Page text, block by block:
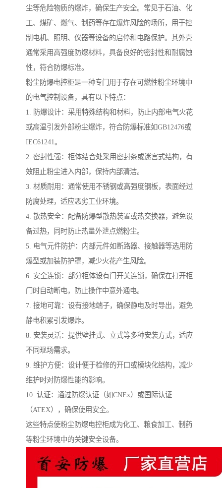
尘等危险物质的爆炸，确保生产安全。常见于石油、化
工、煤矿、燃气、制药等存在爆炸风险的场所，用于控
制电机、照明、仪器等设备的启停和电路保护。其外壳
通常采用高强度防爆材料，具备良好的密封性和耐腐蚀
性，符合防爆标准。
粉尘防爆电控柜是一种专门用于存在可燃性粉尘环境中
的电气控制设备，具有以下特点：
1. 防爆设计：采用特殊结构和材料，防止内部电气火花
或高温引发外部粉尘爆炸，符合防爆标准如GB12476或
IEC61241。
2. 密封性强：柜体结合处采用密封条或迷宫式结构，有
效阻止粉尘进入内部，保持内部清洁。
3. 材质耐用：通常使用不锈钢或高强度钢板，表面经过
防腐处理，适应恶劣工业环境。
4. 散热安全：配备防爆型散热装置或热交换器，避免设
备过热，同时防止热量外泄点燃粉尘。
5. 电气元件防护：内部元件如断路器、接触器等选用防
爆型或加装防护罩，减少火花产生风险。
6. 安全连锁：部分柜体设有门开关连锁，确保在打开柜
门时自动断电，防止操作中意外通电。
7. 接地可靠：设有接地端子，确保静电及时导出，避免
静电积累引发爆炸。
8. 安装灵活：提供壁挂式、立式等多种安装方式，适应
不同现场需求。
9. 维护方便：设计便于检修的开口或模块化结构，减少
维护时对防爆性能的影响。
10. 认证：通过防爆认证（如CNEx）或国际认证
（ATEX），确保使用安全。
这些特点使粉尘防爆电控柜成为化工、粮食加工、制药
等粉尘环境中的关键安全设备。